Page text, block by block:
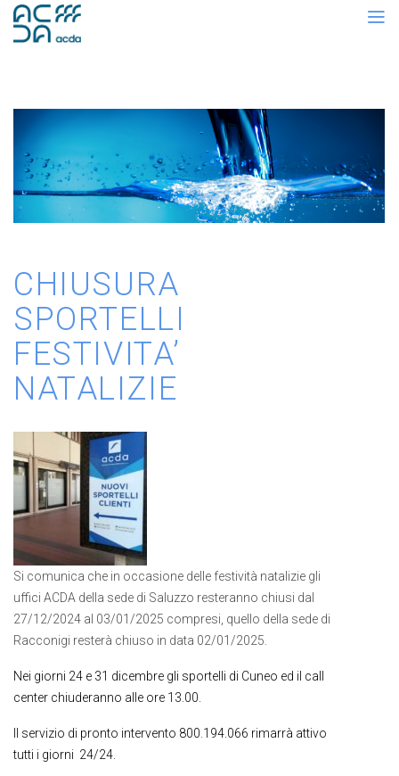
CHIUSURA
SPORTELLI
FESTIVITA’
NATALIZIE
Si comunica che in occasione delle festività natalizie gli
uffici ACDA della sede di Saluzzo resteranno chiusi dal
27/12/2024 al 03/01/2025 compresi, quello della sede di
Racconigi resterà chiuso in data 02/01/2025.
Nei giorni 24 e 31 dicembre gli sportelli di Cuneo ed il call
center chiuderanno alle ore 13.00.
Il servizio di pronto intervento 800.194.066 rimarrà attivo
tutti i giorni 24/24.